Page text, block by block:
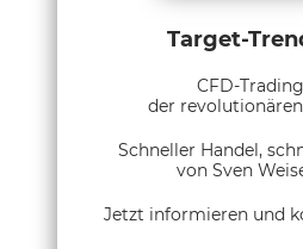
Target-
CFD-
der
Schneller Handel,
von Sven
Jetzt informieren und